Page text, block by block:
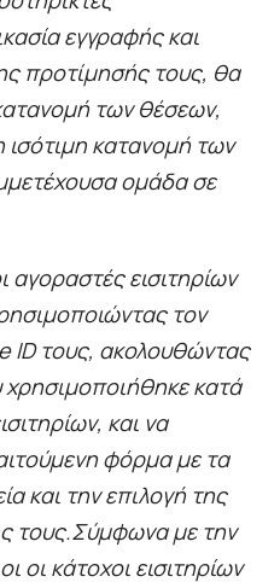
εγγραφής και
προτίμησής τους, θα
των θέσεων,
ισότιμη κατανομή των
ομάδα σε
αγοραστές εισιτηρίων
τον
ID τους, ακολουθώντας
χρησιμοποιήθηκε κατά
και να
φόρμα με τα
και την επιλογή της
τους.Σύμφωνα με την
οι κάτοχοι εισιτηρίων